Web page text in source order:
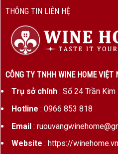
THÔNG TIN LIÊN HỆ
CÔNG TY TNHH WINE HOME VIỆT
Trụ sở chính: Số 24 Trần Kim
Hotline : 0966 853 818
Email:
Website : https://winehome.vn